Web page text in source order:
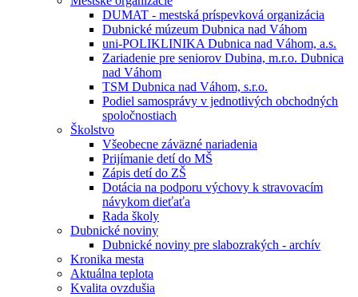
DUMAT - mestská príspevková organizácia
Dubnické múzeum Dubnica nad Váhom
uni-POLIKLINIKA Dubnica nad Váhom, a.s.
Zariadenie pre seniorov Dubina, m.r.o. Dubnica
nad Váhom
TSM Dubnica nad Váhom, s.r.o.
Podiel samosprávy v jednotlivých obchodných
spoločnostiach
Školstvo
Všeobecne záväzné nariadenia
Prijímanie detí do MŠ
Zápis detí do ZŠ
Dotácia na podporu výchovy k stravovacím
návykom dieťaťa
Rada školy
Dubnické noviny
Dubnické noviny pre slabozrakých - archív
Kronika mesta
Aktuálna teplota
Kvalita ovzdušia